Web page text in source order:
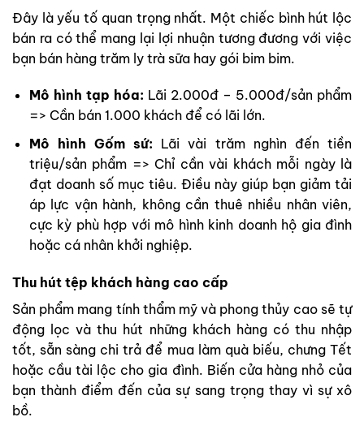
Đây là yếu tố quan trọng nhất. Một chiếc bình hút lộc
bán ra có thể mang lại lợi nhuận tương đương với việc
bạn bán hàng trăm ly trà sữa hay gói bim bim.
Mô hình tạp hóa: Lãi 2.000đ – 5.000đ/sản phẩm
=> Cần bán 1.000 khách để có lãi lớn.
Mô hình Gốm sứ: Lãi vài trăm nghìn đến tiền
triệu/sản phẩm => Chỉ cần vài khách mỗi ngày là
đạt doanh số mục tiêu. Điều này giúp bạn giảm tải
áp lực vận hành, không cần thuê nhiều nhân viên,
cực kỳ phù hợp với mô hình kinh doanh hộ gia đình
hoặc cá nhân khởi nghiệp.
Thu hút tệp khách hàng cao cấp
Sản phẩm mang tính thẩm mỹ và phong thủy cao sẽ tự
động lọc và thu hút những khách hàng có thu nhập
tốt, sẵn sàng chi trả để mua làm quà biếu, chưng Tết
hoặc cầu tài lộc cho gia đình. Biến cửa hàng nhỏ của
bạn thành điểm đến của sự sang trọng thay vì sự xô
bồ.